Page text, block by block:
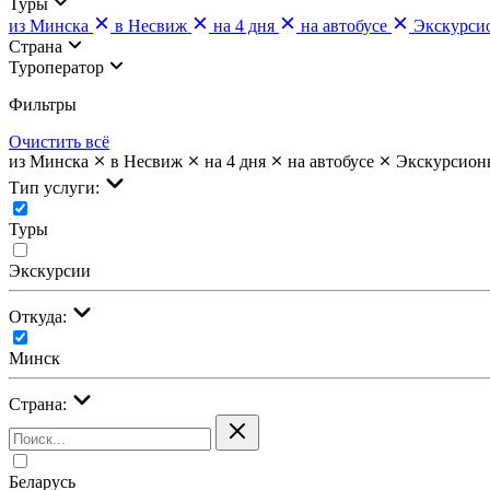
из Минска
в Несвиж на 4 дня на автобусе
Страна
Туроператор
Фильтры
Очистить всё
из Минска
в Несвиж на 4 дня на автобусе
Тип услуги:
Туры
Экскурсии
Откуда:
Минск
Страна:
Беларусь